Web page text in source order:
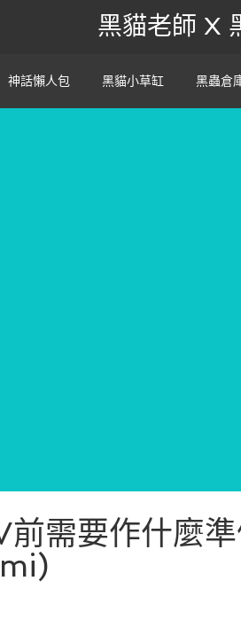
黑貓老師 X
神話懶人包 黑貓小草缸 黑蟲倉
需要作什麼準